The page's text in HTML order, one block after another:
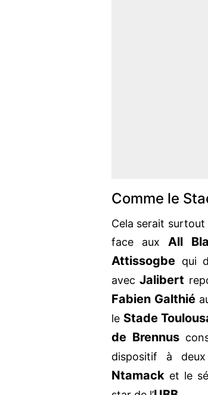
Comme le
Cela serait
face aux All
Attissogbe qui
avecJalibert
Fabien Galthié
le Stade
de Brennus
dispositif à
Ntamack et le